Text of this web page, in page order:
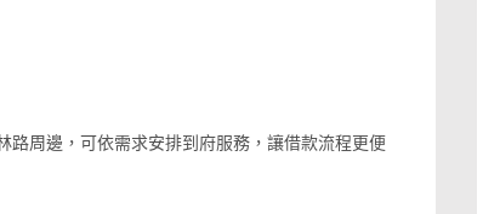
路周邊，可依需求安排到府服務，讓借款流程更便